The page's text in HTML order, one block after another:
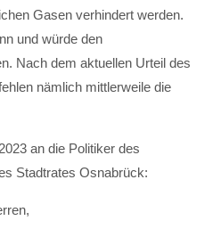
consectetuer
Gasen verhindert werden.
und würde den
Nach dem aktuellen Urteil des
nämlich mittlerweile die
an die Politiker des
Stadtrates Osnabrück: